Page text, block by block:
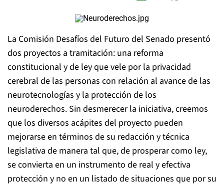
La Comisión Desafíos del Futuro del Senado presentó
dos proyectos a tramitación: una reforma
constitucional y de ley que vele por la privacidad
cerebral de las personas con relación al avance de las
neurotecnologías y la protección de los
neuroderechos. Sin desmerecer la iniciativa, creemos
que los diversos acápites del proyecto pueden
mejorarse en términos de su redacción y técnica
legislativa de manera tal que, de prosperar como ley,
se convierta en un instrumento de real y efectiva
protección y no en un listado de situaciones que por su